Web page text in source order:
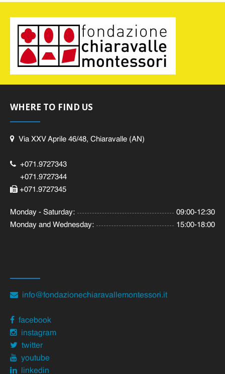
WHERE TO FIND US
Via XXV Aprile 46/48, Chiaravalle (AN)
+071.9727343
+071.9727344
+071.9727345
Monday - Saturday:
09:00-12:30
Monday and Wednesday:
15:00-18:00
info@fondazionechiaravallemontessori.it
facebook
instagram
twitter
youtube
linkedin